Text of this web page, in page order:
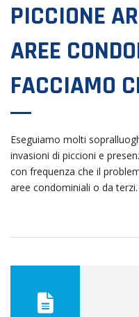
PICCIONE
AREE
FACCIAMO
Eseguiamo molti
invasioni di piccioni e
con frequenza che il
aree condominiali o da